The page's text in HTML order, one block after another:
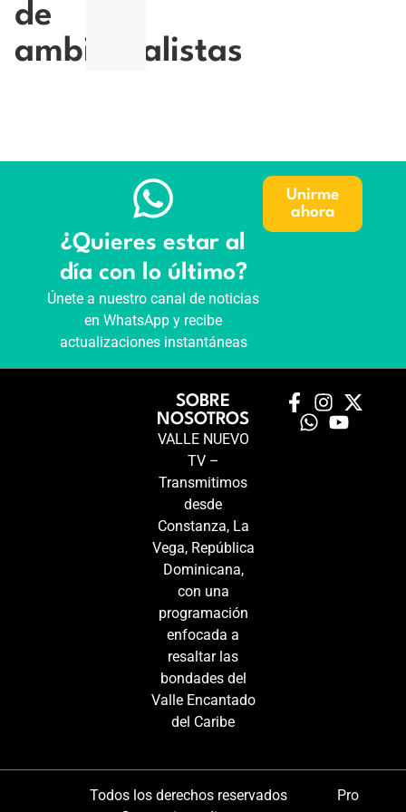
de
ambientalistas
¿Quieres estar al
día con lo último?
Únete a nuestro canal de noticias
en WhatsApp y recibe
actualizaciones instantáneas
Unirme
ahora
SOBRE
NOSOTROS
VALLE NUEVO
TV –
Transmitimos
desde
Constanza, La
Vega, República
Dominicana,
con una
programación
enfocada a
resaltar las
bondades del
Valle Encantado
del Caribe
Todos los derechos reservados
Pro